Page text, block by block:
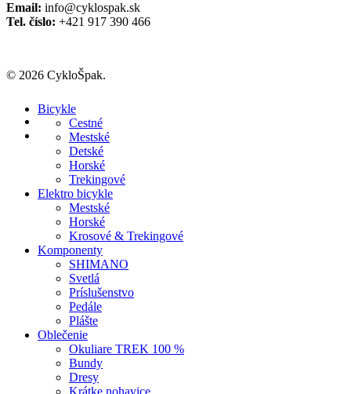
Email: info@cyklospak.sk
Tel. číslo: +421 917 390 466
© 2026 CykloŠpak.
facebook
instagram
Close
Menu
Bicykle
Cestné
Mestské
Detské
Horské
Trekingové
Elektro bicykle
Mestské
Horské
Krosové & Trekingové
Komponenty
SHIMANO
Svetlá
Príslušenstvo
Pedále
Plášte
Oblečenie
Okuliare TREK 100 %
Bundy
Dresy
Krátke nohavice